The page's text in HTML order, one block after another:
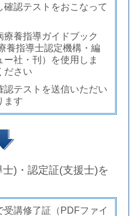
認テストをおこなって
養指導ガイドブック
養指導士認定機構・編
社・刊）を使用しま
ださい
認テストを送信いただい
ます
)・認定証(支援士)を
受講修了証（PDFファイ